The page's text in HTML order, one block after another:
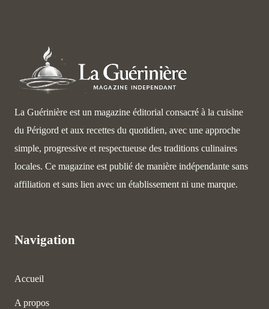
La Guérinière est un magazine éditorial consacré à la cuisine
du Périgord et aux recettes du quotidien, avec une approche
simple, progressive et respectueuse des traditions culinaires
locales. Ce magazine est publié de manière indépendante sans
affiliation et sans lien avec un établissement ni une marque.
Navigation
Accueil
A propos